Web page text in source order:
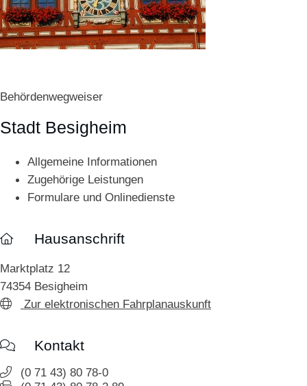
Behördenwegweiser
Stadt Besigheim
Allgemeine Informationen
Zugehörige Leistungen
Formulare und Onlinedienste
Hausanschrift
Marktplatz 12
74354 Besigheim
Zur elektronischen Fahrplanauskunft
Kontakt
(0 71 43) 80 78-0